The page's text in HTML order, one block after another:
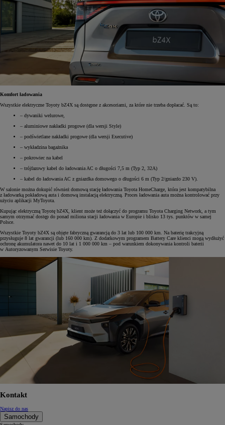
Komfort ładowania
Wszystkie elektryczne Toyoty bZ4X są dostępne z akcesoriami, za które nie trzeba dopłacać. Są to:
– dywaniki welurowe,
– aluminiowe nakładki progowe (dla wersji Style)
– podświetlane nakładki progowe (dla wersji Executive)
– wykładzina bagażnika
– pokrowiec na kabel
– trójfazowy kabel do ładowania AC o długości 7,5 m (Typ 2, 32A)
– kabel do ładowania AC z gniazdka domowego o długości 6 m (Typ 2/gniazdo 230 V).
W salonie można dokupić również domową stację ładowania Toyota HomeCharge, która jest kompatybilna
z ładowarką pokładową auta i domową instalacją elektryczną. Proces ładowania auta można kontrolować przy
użyciu aplikacji MyToyota.
Kupując elektryczną Toyotę bZ4X, klient może też dołączyć do programu Toyota Charging Network, a tym
samym otrzymać dostęp do ponad miliona stacji ładowania w Europie i blisko 13 tys. punktów w samej
Polsce.
Wszystkie Toyoty bZ4X są objęte fabryczną gwarancją do 3 lat lub 100 000 km. Na baterię trakcyjną
przysługuje 8 lat gwarancji (lub 160 000 km). Z dodatkowym programem Battery Care klienci mogą wydłużyć
ochronę akumulatora nawet do 10 lat i 1 000 000 km – pod warunkiem dokonywania kontroli baterii
w Autoryzowanym Serwisie Toyoty.
Kontakt
Napisz do nas
Samochody